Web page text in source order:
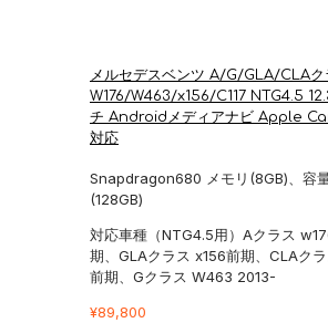
メルセデスベンツ A/G/GLA/CLAク
W176/W463/x156/C117 NTG4.5
チ Androidメディアナビ Apple
対応
Snapdragon680 メモリ(8GB)、容
(128GB)
対応車種（NTG4.5用）Aクラス
期、GLAクラス x156前期、CLAクラ
前期、Gクラス W463 2013-
¥89,800